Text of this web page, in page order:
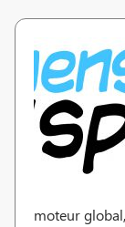
moteur